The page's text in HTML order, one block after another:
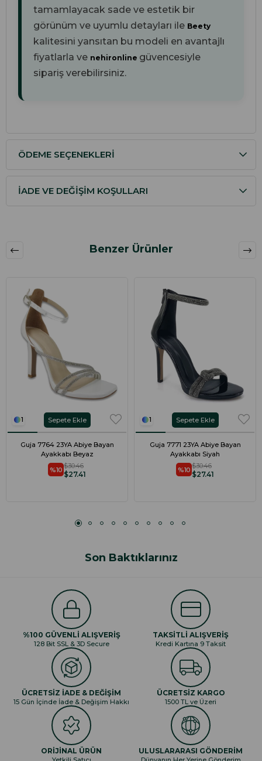
tamamlayacak sade ve estetik bir
görünüm ve uyumlu detayları ile Beety
kalitesini yansıtan bu modeli en avantajlı
fiyatlarla ve nehironline güvencesiyle
sipariş verebilirsiniz.
ÖDEME SEÇENEKLERI
İADE VE DEĞIŞIM KOŞULLARI
Benzer Ürünler
1
Guja 7764 23YA Abiye Bayan
Ayakkabı Beyaz
%10 $27.41
$30.46
Sepete Ekle 1
Guja 7771 23YA Abiye Bayan
Ayakkabı Siyah
%10 $27.41
$30.46
Sepete Ekle
Son Baktıklarınız
%100 GÜVENLİ ALIŞVERİŞ
128 Bit SSL & 3D Secure
TAKSİTLİ ALIŞVERİŞ
Kredi Kartına 9 Taksit
ÜCRETSİZ İADE & DEĞİŞİM
15 Gün İçinde İade & Değişim Hakkı
ÜCRETSİZ KARGO
1500 TL ve Üzeri
ORİJİNAL ÜRÜN ULUSLARARASI GÖNDERİM